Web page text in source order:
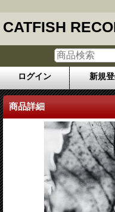
CATFISH
ログイン 新規
商品詳細